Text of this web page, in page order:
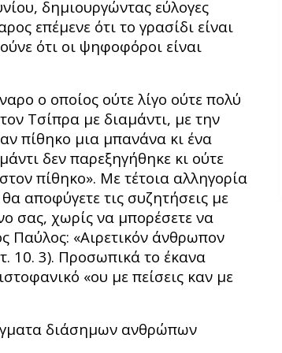
δημιουργώντας εύλογες
επέμενε ότι το γρασίδι είναι
ότι οι ψηφοφόροι είναι
ο οποίος ούτε λίγο ούτε πολύ
Τσίπρα με διαμάντι, με την
πίθηκο μια μπανάνα κι ένα
δεν παρεξηγήθηκε κι ούτε
πίθηκο». Με τέτοια αλληγορία
αποφύγετε τις συζητήσεις με
σας, χωρίς να μπορέσετε να
Παύλος: «Αιρετικόν άνθρωπον
10. 3). Προσωπικά το έκανα
«ου με πείσεις καν με
διάσημων ανθρώπων